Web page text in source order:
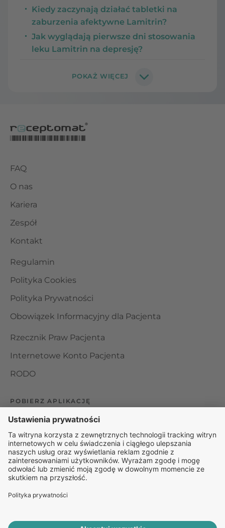
Kiedy zaczynają działać tabletki na
zaburzenia afektywne Lamitrin?
Jak wyglądają pierwsze dni stosowania
leku Lamitrin na depresję?
FAQ
O nas
Kariera
Zespół
Kontakt
Regulamin
Polityka Cookies
Polityka Prywatności
Obowiązek Informacyjny dla Pacjenta
Rzecznik Praw Pacjenta
Internetowe Konto Pacjenta
RODO
POBIERZ APLIKACJĘ
Organizator udzielania świadczeń telemedycznych jest
podmiotem leczniczym w rozumieniu ustawy z dnia 15
kwietnia 2011 roku o działalności leczniczej, wpisanym do
rejestru podmiotów wykonujących działalność leczniczą pod
numerem: 000000229172.